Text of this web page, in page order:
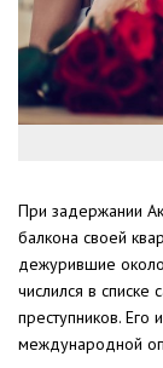
При задержании
балкона своей
дежурившие около
числился в списке
преступников. Его
международной